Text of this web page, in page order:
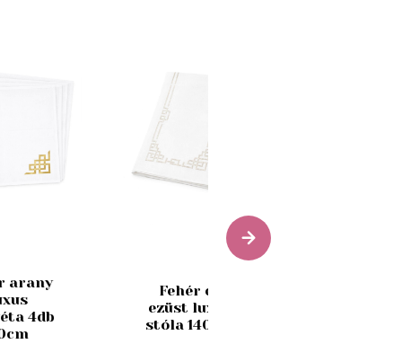
arany
4db
Fehér és
ezüst luxus
stóla 140cm